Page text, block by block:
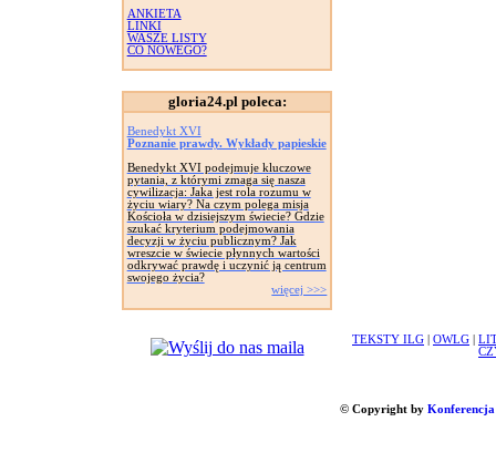
ANKIETA
LINKI
WASZE LISTY
CO NOWEGO?
gloria24.pl poleca:
Benedykt XVI
Poznanie prawdy. Wykłady papieskie
Benedykt XVI podejmuje kluczowe
pytania, z którymi zmaga się nasza
cywilizacja: Jaka jest rola rozumu w
życiu wiary? Na czym polega misja
Kościoła w dzisiejszym świecie? Gdzie
szukać kryterium podejmowania
decyzji w życiu publicznym? Jak
wreszcie w świecie płynnych wartości
odkrywać prawdę i uczynić ją centrum
swojego życia?
więcej >>>
TEKSTY ILG OWLG
© Copyright by Konferencja